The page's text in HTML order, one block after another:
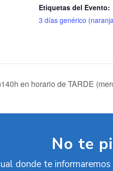
Etiquetas del Evento:
3 días genérico
en horario de TARDE
No te
donde te